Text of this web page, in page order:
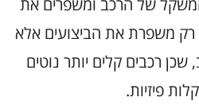
של הרכב ומשפרים את
רק משפרת את הביצועים אלא
רכבים קלים יותר נוטים
פיזיות.